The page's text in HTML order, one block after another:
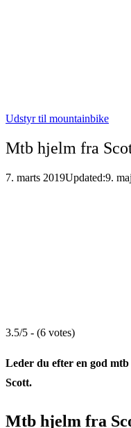
Udstyr til mountainbike
Mtb hjelm fra
7. marts 2019Updated:9.
3.5/5 - (6 votes)
Leder du efter en god
Scott.
Mtb hjelm fra